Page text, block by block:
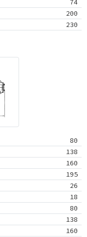
74
200
230
80
138
160
195
26
18
80
138
160